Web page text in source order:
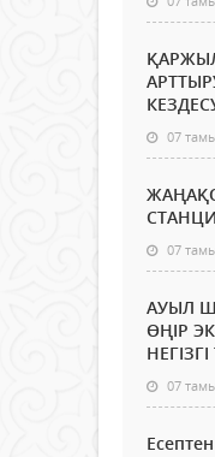
07
07
АУЫЛ
ӨҢІР
НЕГІЗГІ
07